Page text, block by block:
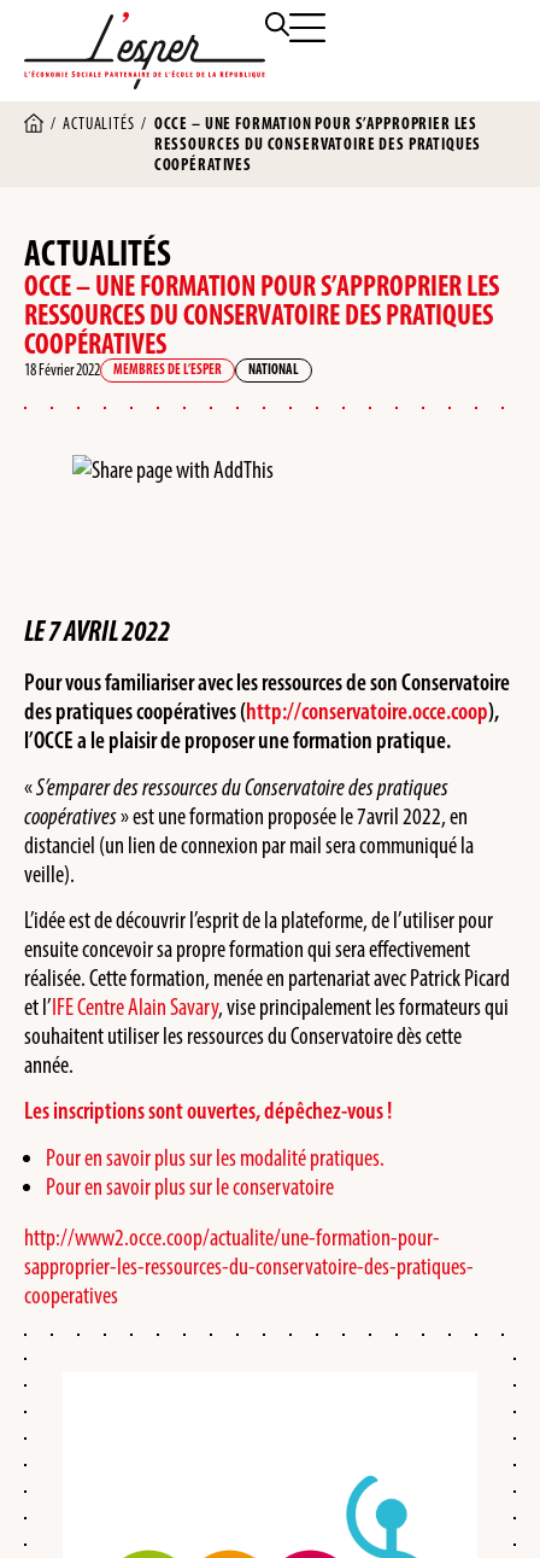
/ACTUALITÉS / OCCE – UNE FORMATION POUR S’APPROPRIER LES
RESSOURCES DU CONSERVATOIRE DES PRATIQUES
COOPÉRATIVES
ACTUALITÉS
OCCE – UNE FORMATION POUR S’APPROPRIER LES
RESSOURCES DU CONSERVATOIRE DES PRATIQUES
COOPÉRATIVES
18 Février 2022 MEMBRES DE L’ESPER NATIONAL
LE 7 AVRIL 2022
Pour vous familiariser avec les ressources de son Conservatoire
des pratiques coopératives (http://conservatoire.occe.coop),
l’OCCE a le plaisir de proposer une formation pratique.
«S’emparer des ressources du Conservatoire des pratiques
coopératives» est une formation proposée le 7avril 2022, en
distanciel (un lien de connexion par mail sera communiqué la
veille).
L’idée est de découvrir l’esprit de la plateforme, de l’utiliser pour
ensuite concevoir sa propre formation qui sera effectivement
réalisée. Cette formation, menée en partenariat avec Patrick Picard
et l’IFE Centre Alain Savary, vise principalement les formateurs qui
souhaitent utiliser les ressources du Conservatoire dès cette
année.
Les inscriptions sont ouvertes, dépêchez-vous !
Pour en savoir plus sur les modalité pratiques.
Pour en savoir plus sur le conservatoire
http://www2.occe.coop/actualite/une-formation-pour-
sapproprier-les-ressources-du-conservatoire-des-pratiques-
cooperatives